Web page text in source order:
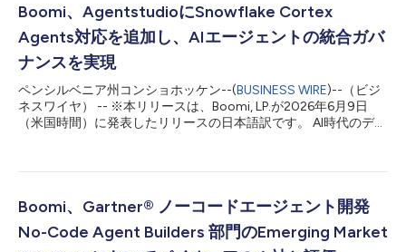
Forrester Consultingに委託して実施した新たな調査結果を発表
しました。同調査では、企業によるAIエージェントの導入が急速
に進む一方で、AIエージェントへの信頼が導入・活用への意欲に
追いついていない実態が明らかになりました。 北米・欧州・ア
ジア太平洋地域（APAC）のIT・技術分野におけるディレクター
職以上の意思決定者409名を対象としたForresterの調査では、
86％の企業がAIエージェントの実証（PoC）段階を脱して本番導
入へと踏み出している一方、AIエージェントの判断や行動を信頼
Boomi、AgentstudioにSnowflake Cortex
Agents対応を追加し、AIエージェントの統合ガバ
ナンスを実現
ペンシルベニア州コンショホッケン--(BUSINESS WIRE)--（ビジ
ネスワイヤ） -- ※本リリースは、Boomi, LP.が2026年6月9日
（米国時間）に発表したリリースの日本語訳です。 AI時代のデー
「ELITE」でもあるBoomi™, LP.（所在地：米国ペンシルバニア
（所在地：東京都渋谷区、代表取締役社長 CEO 河野 英太郎）
は、本日、AgentstudioがSnowflake Cortex Agentsに対応した
ことを発表しました。 この新たな連携により、Snowflakeを使う
Boomi、Gartner® ノーコードエージェント開発
No-Code Agent Builders 部門のEmerging Market